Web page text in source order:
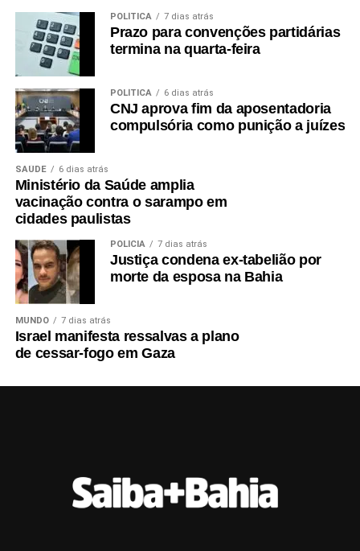
POLÍTICA 7 dias atrás
Prazo para convenções partidárias
termina na quarta-feira
POLÍTICA 6 dias atrás
CNJ aprova fim da aposentadoria
compulsória como punição a juízes
SAÚDE 6 dias atrás
Ministério da Saúde amplia
vacinação contra o sarampo em
cidades paulistas
POLÍCIA 7 dias atrás
Justiça condena ex-tabelião por
morte da esposa na Bahia
MUNDO 7 dias atrás
Israel manifesta ressalvas a plano
de cessar-fogo em Gaza